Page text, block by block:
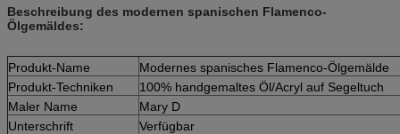
Beschreibung des modernen spanischen Flamenco-
Ölgemäldes:
Produkt-Name
Modernes spanisches Flamenco-Ölgemälde
Produkt-Techniken
100% handgemaltes Öl/Acryl auf Segeltuch
Maler Name
Mary D
Unterschrift
Verfügbar